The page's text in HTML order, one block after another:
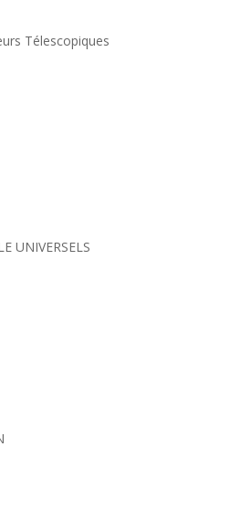
Télescopiques
UNIVERSELS